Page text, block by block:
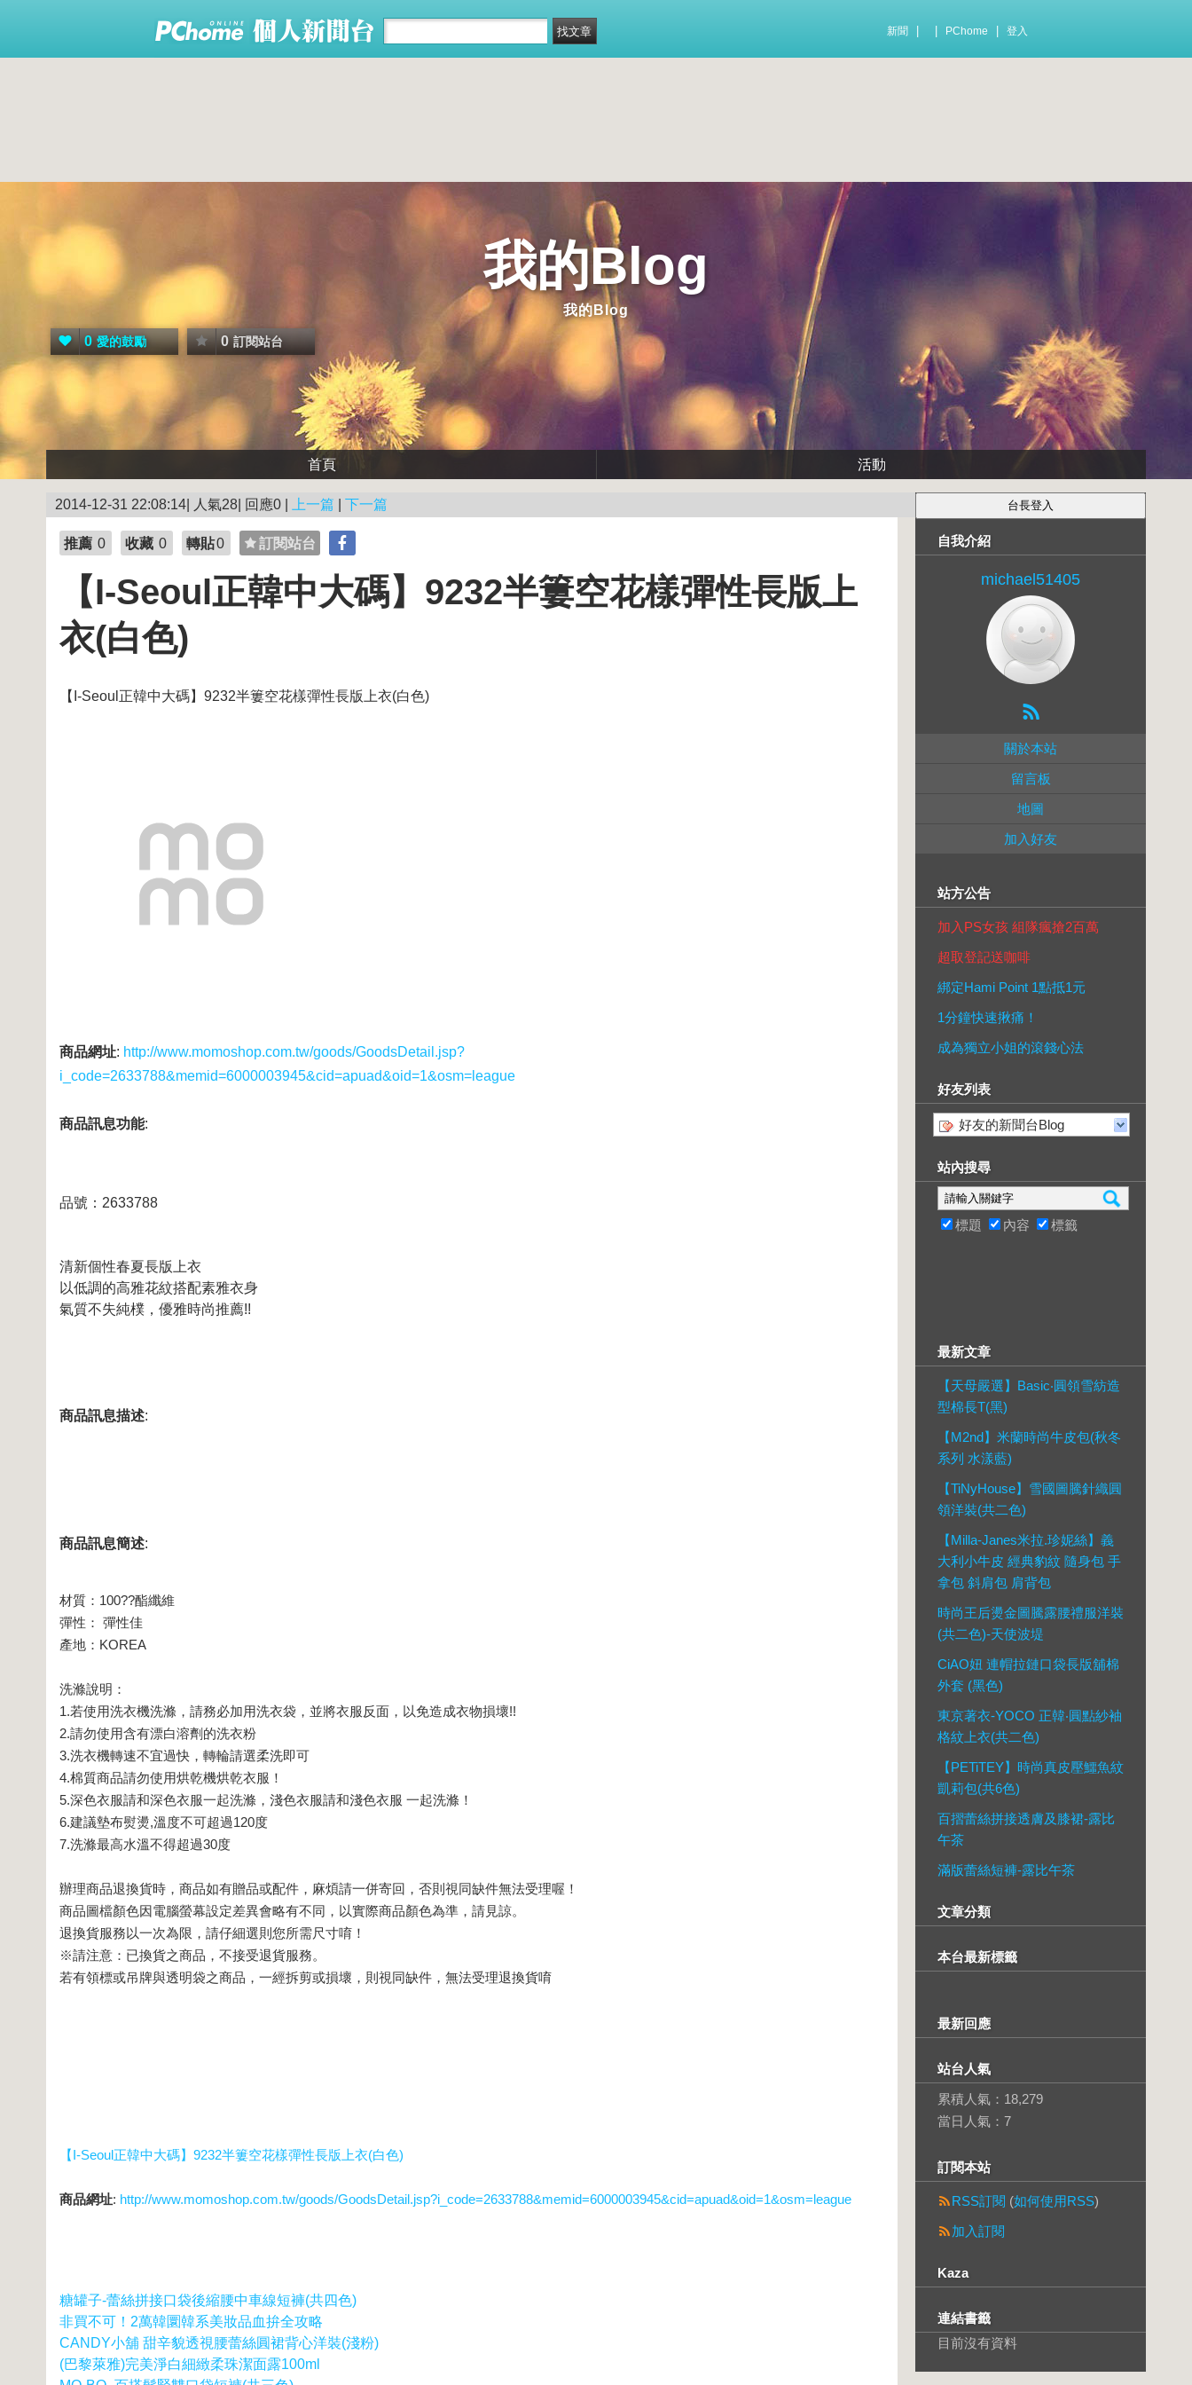
新聞 PChome 登入
我的Blog
我的Blog
0 愛的鼓勵 0 訂閱站台
首頁 活動
2014-12-31 22:08:14| 人氣28| 回應0 | 上一篇 下一篇
推薦 0 收藏 0 轉貼0 訂閱站台
【I-Seoul正韓中大碼】9232半簍空花樣彈性長版上
衣(白色)
【I-Seoul正韓中大碼】9232半簍空花樣彈性長版上衣(白色)
商品網址: http://www.momoshop.com.tw/goods/GoodsDetail.jsp?
i_code=2633788&memid=6000003945&cid=apuad&oid=1&osm=league
商品訊息功能:
品號：2633788
清新個性春夏長版上衣
以低調的高雅花紋搭配素雅衣身
氣質不失純樸，優雅時尚推薦!!
商品訊息描述:
商品訊息簡述:
材質：100??酯纖維
彈性： 彈性佳
產地：KOREA
洗滌說明：
1.若使用洗衣機洗滌，請務必加用洗衣袋，並將衣服反面，以免造成衣物損壞!!
2.請勿使用含有漂白溶劑的洗衣粉
3.洗衣機轉速不宜過快，轉輪請選柔洗即可
4.棉質商品請勿使用烘乾機烘乾衣服！
5.深色衣服請和深色衣服一起洗滌，淺色衣服請和淺色衣服 一起洗滌！
6.建議墊布熨燙,溫度不可超過120度
7.洗滌最高水溫不得超過30度
辦理商品退換貨時，商品如有贈品或配件，麻煩請一併寄回，否則視同缺件無法受理喔！
商品圖檔顏色因電腦螢幕設定差異會略有不同，以實際商品顏色為準，請見諒。
退換貨服務以一次為限，請仔細選則您所需尺寸唷！
※請注意：已換貨之商品，不接受退貨服務。
若有領標或吊牌與透明袋之商品，一經拆剪或損壞，則視同缺件，無法受理退換貨唷
【I-Seoul正韓中大碼】9232半簍空花樣彈性長版上衣(白色)
商品網址: http://www.momoshop.com.tw/goods/GoodsDetail.jsp?i_code=2633788&memid=6000003945&cid=apuad&oid=1&osm=league
糖罐子-蕾絲拼接口袋後縮腰中車線短褲(共四色)
非買不可！2萬韓圜韓系美妝品血拚全攻略
CANDY小舖 甜辛貌透視腰蕾絲圓裙背心洋裝(淺粉)
(巴黎萊雅)完美淨白細緻柔珠潔面露100ml
自我介紹
michael51405
關於本站
留言板
地圖
加入好友
站方公告
加入PS女孩 組隊瘋搶2百萬
超取登記送咖啡
綁定Hami Point 1點抵1元
1分鐘快速揪痛！
成為獨立小姐的滾錢心法
好友列表
好友的新聞台Blog
站內搜尋
標題 內容 標籤
最新文章
【天母嚴選】Basic‧圓領雪紡造
型棉長T(黑)
【M2nd】米蘭時尚牛皮包(秋冬
系列 水漾藍)
【TiNyHouse】雪國圖騰針織圓
領洋裝(共二色)
【Milla-Janes米拉.珍妮絲】義
大利小牛皮 經典豹紋 隨身包 手
拿包 斜肩包 肩背包
時尚王后燙金圖騰露腰禮服洋裝
(共二色)-天使波堤
CiAO妞 連帽拉鏈口袋長版舖棉
外套 (黑色)
東京著衣-YOCO 正韓‧圓點紗袖
格紋上衣(共二色)
【PETiTEY】時尚真皮壓鱷魚紋
凱莉包(共6色)
百摺蕾絲拼接透膚及膝裙-露比
午茶
滿版蕾絲短褲-露比午茶
文章分類
本台最新標籤
最新回應
站台人氣
累積人氣： 18,279
當日人氣： 7
訂閱本站
RSS訂閱 (如何使用RSS)
加入訂閱
Kaza
連結書籤
目前沒有資料